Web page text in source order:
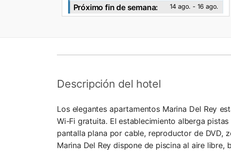
Próximo fin de semana: 14 ago. - 16 ago.
Descripción del hotel
Los elegantes apartamentos Marina Del Rey
Wi-Fi gratuita. El establecimiento alberga
pantalla plana por cable, reproductor de DVD,
Marina Del Rey dispone de piscina al aire